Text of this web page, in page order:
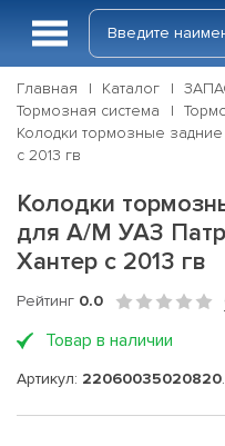
Главная Каталог
Тормозная система
Колодки тормозные
с 2013 гв
Колодки
для А/М УАЗ
Хантер с 2013 гв
Рейтинг 0.0
Товар в наличии
Артикул: 220600350208200-05